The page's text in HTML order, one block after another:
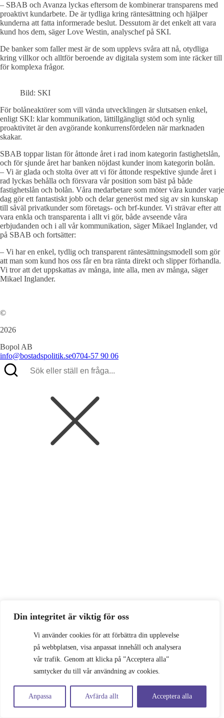
Din integritet är viktig för oss
Vi använder cookies för att förbättra din upplevelse
på webbplatsen, visa anpassat innehåll och analysera
vår trafik. Genom att klicka på ”Acceptera alla”
samtycker du till vår användning av cookies.
Anpassa Avfärda allt Acceptera alla
– SBAB och Avanza lyckas eftersom de kombinerar transparens med
proaktivt kundarbete. De är tydliga kring räntesättning och hjälper
kunderna att fatta informerade beslut. Dessutom är det enkelt att vara
kund hos dem, säger Love Westin, analyschef på SKI.
De banker som faller mest är de som upplevs svåra att nå, otydliga
kring villkor och alltför beroende av digitala system som inte räcker till
för komplexa frågor.
Bild: SKI
För bolåneaktörer som vill vända utvecklingen är slutsatsen enkel,
enligt SKI: klar kommunikation, lättillgängligt stöd och synlig
proaktivitet är den avgörande konkurrensfördelen när marknaden
skakar.
SBAB toppar listan för åttonde året i rad inom kategorin fastighetslån,
och för sjunde året har banken nöjdast kunder inom kategorin bolån.
– Vi är glada och stolta över att vi för åttonde respektive sjunde året i
rad lyckas behålla och försvara vår position som bäst på både
fastighetslån och bolån. Våra medarbetare som möter våra kunder varje
dag gör ett fantastiskt jobb och delar generöst med sig av sin kunskap
till såväl privatkunder som företags- och brf-kunder. Vi strävar efter att
vara enkla och transparenta i allt vi gör, både avseende våra
erbjudanden och i all vår kommunikation, säger Mikael Inglander, vd
på SBAB och fortsätter:
– Vi har en enkel, tydlig och transparent räntesättningsmodell som gör
att man som kund hos oss får en bra ränta direkt och slipper förhandla.
Vi tror att det uppskattas av många, inte alla, men av många, säger
Mikael Inglander.
©
2026
Bopol AB
info@bostadspolitik.se0704-57 90 06